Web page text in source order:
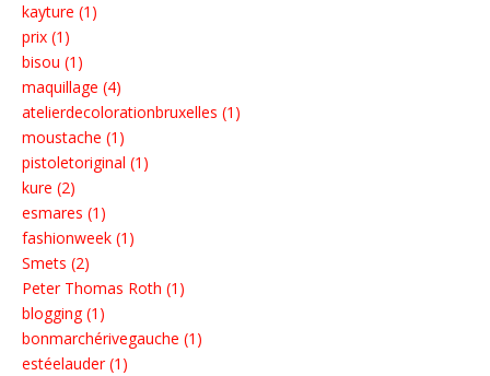
kayture (1)
prix (1)
bisou (1)
maquillage (4)
atelierdecolorationbruxelles (1)
moustache (1)
pistoletoriginal (1)
kure (2)
esmares (1)
fashionweek (1)
Smets (2)
Peter Thomas Roth (1)
blogging (1)
bonmarchérivegauche (1)
estéelauder (1)